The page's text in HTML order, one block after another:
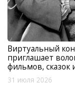
Виртуальный
приглашает
фильмов,
31 июля 2026